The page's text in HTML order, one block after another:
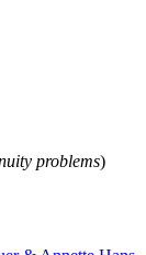
problems)